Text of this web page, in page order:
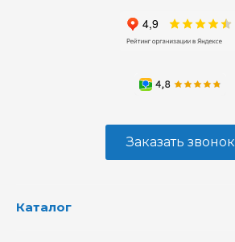
Заказать звонок
Каталог